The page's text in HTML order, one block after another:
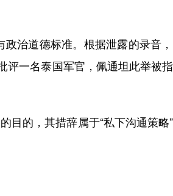
治道德标准。根据泄露的录音
评一名泰国军官，佩通坦此举被
的，其措辞属于“私下沟通策略